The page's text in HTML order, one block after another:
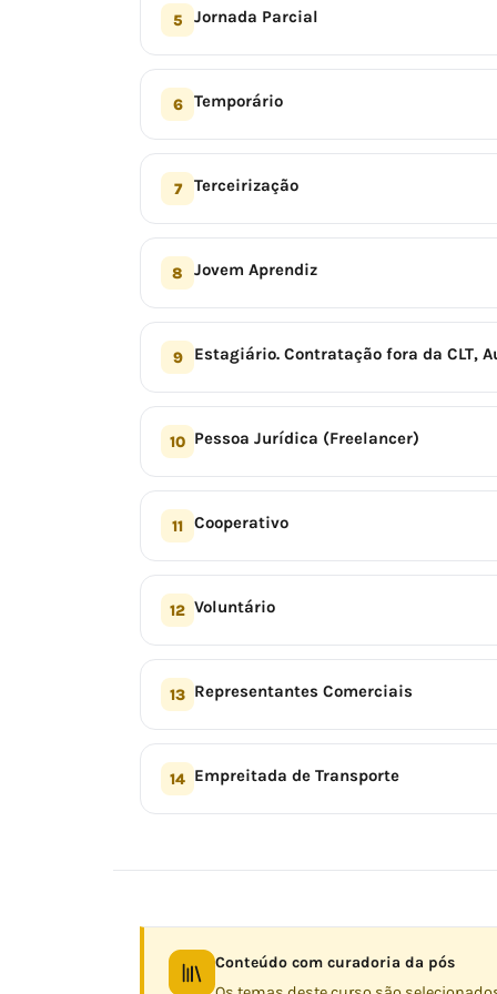
5 Jornada Parcial
6 Temporário
7 Terceirização
8 Jovem Aprendiz
9 Estagiário. Contratação fora da CLT,
10 Pessoa Jurídica (Freelancer)
11 Cooperativo
12 Voluntário
13 Representantes Comerciais
14 Empreitada de Transporte
Conteúdo com curadoria da pós